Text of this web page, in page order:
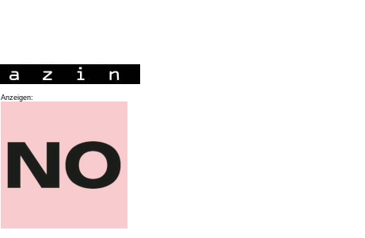
Anzeigen: